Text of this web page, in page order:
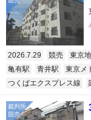
2026.7.29 競売 東京
亀有駅
青井駅 東京メ
つくばエクスプレス線